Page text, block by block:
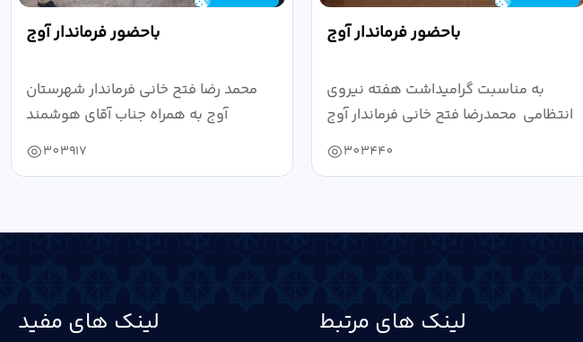
باحضور فرماندار آوج
محمد رضا فتح خانی فرماندار شهرستان
آوج به همراه جناب آقای هوشمند
303917
باحضور فرماندار آوج
به مناسبت گرامیداشت هفته نیروی
انتظامی محمدرضا فتح خانی فرماندار آوج
به...
303440
لینک های مفید لینک های مرتبط